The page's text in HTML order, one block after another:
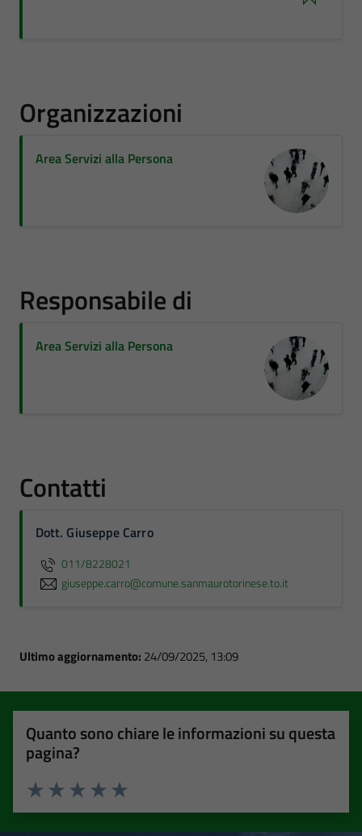
Organizzazioni
Area Servizi alla Persona
Responsabile di
Area Servizi alla Persona
Contatti
Dott. Giuseppe Carro
011/8228021
giuseppe.carro@comune.sanmaurotorinese.to.it
Ultimo aggiornamento: 24/09/2025, 13:09
Quanto sono chiare le informazioni su questa
pagina?
Valuta 5 stelle su 5
Valuta 4 stelle su 5
Valuta 3 stelle su 5
Valuta 2 stelle su 5
Valuta 1 stelle su 5